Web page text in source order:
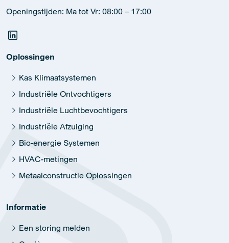
Openingstijden: Ma tot Vr: 08:00 – 17:00
Oplossingen
Kas Klimaatsystemen
Industriële Ontvochtigers
Industriële Luchtbevochtigers
Industriële Afzuiging
Bio-energie Systemen
HVAC-metingen
Metaalconstructie Oplossingen
Informatie
Een storing melden